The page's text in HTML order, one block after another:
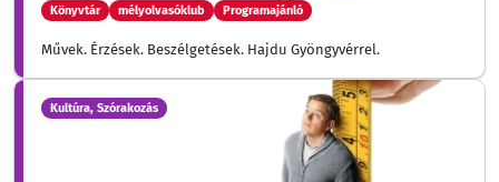
Könyvtár mélyolvasóklub Programajánló
Művek. Érzések. Beszélgetések. Hajdu Gyöngyvérrel.
Kultúra, Szórakozás